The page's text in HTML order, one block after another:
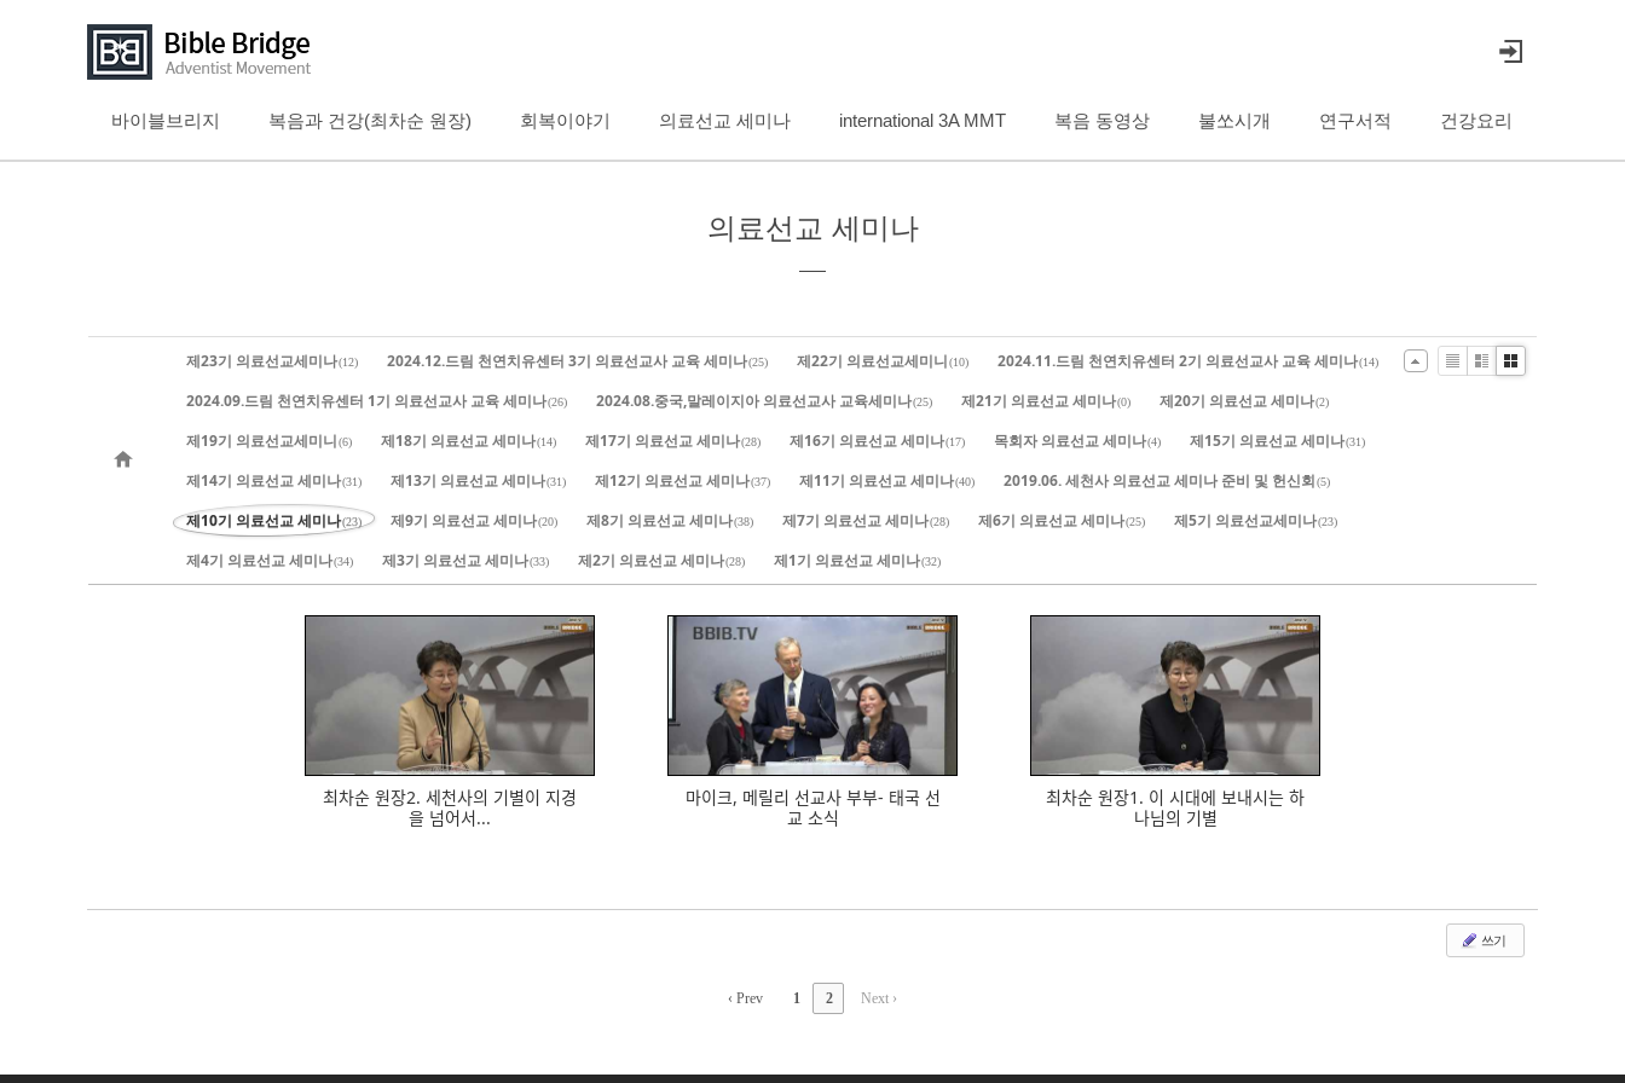
바이블브리지 복음과 건강(최차순 원장) 회복이야기 의료선교 세미나 international 3A MMT 복음 동영상 불쏘시개 연구서적 건강요리
의료선교 세미나
제23기 의료선교세미나(12) 2024.12.드림 천연치유센터 3기 의료선교사 교육 세미나(25) 제22기 의료선교세미니(10) 2024.11.드림 천연치유센터 2기 의료선교사 교육 세미나(14)
2024.09.드림 천연치유센터 1기 의료선교사 교육 세미나(26) 2024.08.중국,말레이지아 의료선교사 교육세미나(25) 제21기 의료선교 세미나(0) 제20기 의료선교 세미나(2)
제19기 의료선교세미니(6) 제18기 의료선교 세미나(14) 제17기 의료선교 세미나(28) 제16기 의료선교 세미나(17) 목회자 의료선교 세미나(4) 제15기 의료선교 세미나(31)
제14기 의료선교 세미나(31) 제13기 의료선교 세미나(31) 제12기 의료선교 세미나(37) 제11기 의료선교 세미나(40) 2019.06. 세천사 의료선교 세미나 준비 및 헌신회(5)
제10기 의료선교 세미나(23) 제9기 의료선교 세미나(20) 제8기 의료선교 세미나(38) 제7기 의료선교 세미나(28) 제6기 의료선교 세미나(25) 제5기 의료선교세미나(23)
제4기 의료선교 세미나(34) 제3기 의료선교 세미나(33) 제2기 의료선교 세미나(28) 제1기 의료선교 세미나(32)
ListZineGallery
최차순 원장2. 세천사의 기별이 지경
을 넘어서...
593
마이크, 메릴리 선교사 부부- 태국 선
교 소식
최차순 원장1. 이 시대에 보내시는 하
나님의 기별
쓰기
‹ Prev 1 2 Next ›